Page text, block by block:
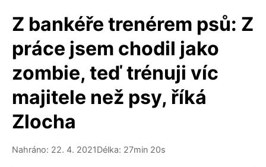
Z bankéře trenérem psů: Z
práce jsem chodil jako
zombie, teď trénuji víc
majitele než psy, říká
Zlocha
Nahráno: 22. 4. 2021Délka: 27min 20s